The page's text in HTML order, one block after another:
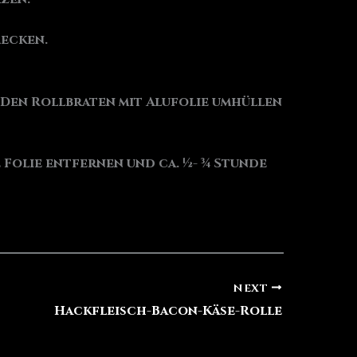
Rollbraten mit Alufolie umhüllen
Folie entfernen und ca. ½- ¾ Stunde
NEXT
Hackfleisch-Bacon-Käse-Rolle